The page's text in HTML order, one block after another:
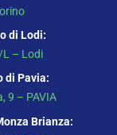
di Lodi:
L – Lodi
di Pavia:
9 – PAVIA
Brianza: